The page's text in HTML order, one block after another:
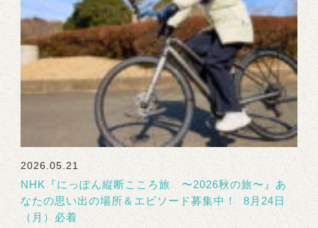
2026.05.21
NHK『にっぽん縦断こころ旅 〜2026秋の旅〜』あ
なたの思い出の場所＆エピソード募集中！ 8月24日
（月）必着